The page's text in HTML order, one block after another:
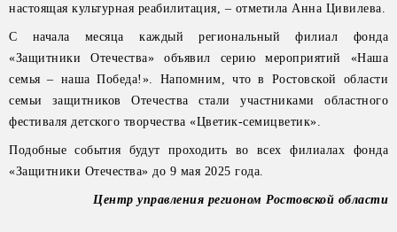
настоящая культурная реабилитация, – отметила Анна Цивилева.
С начала месяца каждый региональный филиал фонда
«Защитники Отечества» объявил серию мероприятий «Наша
семья – наша Победа!». Напомним, что в Ростовской области
семьи защитников Отечества стали участниками областного
фестиваля детского творчества «Цветик-семицветик».
Подобные события будут проходить во всех филиалах фонда
«Защитники Отечества» до 9 мая 2025 года.
Центр управления регионом Ростовской области